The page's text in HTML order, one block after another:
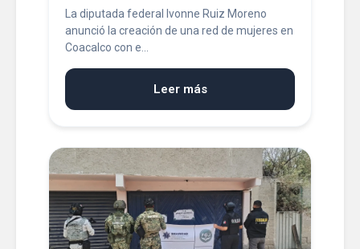
La diputada federal Ivonne Ruiz Moreno
anunció la creación de una red de mujeres en
Coacalco con e...
Leer más